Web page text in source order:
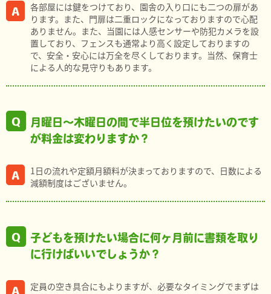
各部屋には鍵をつけており、園舎の入り口にも二つの扉があ
ります。また、門扉は二重ロックになっておりますので心配
ありません。また、当園には人感センサーや防犯カメラを設
置しており、フェンスも通常より高く設定しておりますの
で、安全・安心には万全を尽くしております。当然、保育士
による人的な見守りもあります。
月曜日～木曜日の間で半日位を預けたいのです
が料金は変わりますか？
1日の流れや定額月額料が決まっておりますので、日数による
減額制度はございません。
子どもを預けたい場合に何ヶ月前に書類を取り
に行けばいいでしょうか？
定員の空き具合にもよりますが、必要なタイミングでまずは